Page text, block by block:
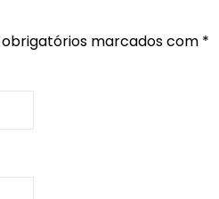
marcados com *